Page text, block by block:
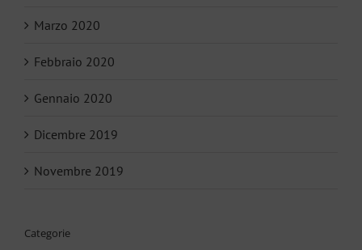
Marzo 2020
Febbraio 2020
Gennaio 2020
Dicembre 2019
Novembre 2019
Categorie